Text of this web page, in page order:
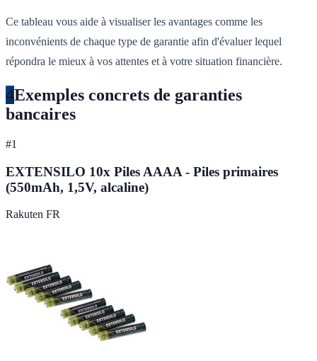
Ce tableau vous aide à visualiser les avantages comme les
inconvénients de chaque type de garantie afin d'évaluer lequel
répondra le mieux à vos attentes et à votre situation financière.
4Exemples concrets de garanties
bancaires
#1
EXTENSILO 10x Piles AAAA - Piles primaires
(550mAh, 1,5V, alcaline)
Rakuten FR